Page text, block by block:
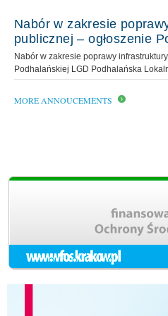
Nabór w zakresie
publicznej – ogłoszenie
Nabór w zakresie poprawy
Podhalańskiej LGD Podhalańska
MORE ANNOUCEMENTS